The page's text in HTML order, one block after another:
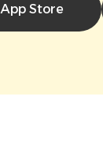
App Store